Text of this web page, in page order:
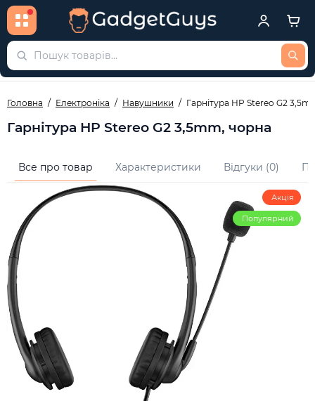
Головна Електроніка Навушники Гарнітура HP Stereo G2
Гарнітура HP Stereo G2 3,5mm, чорна
Все про товар Характеристики Відгуки (0)
Акція
Популярний